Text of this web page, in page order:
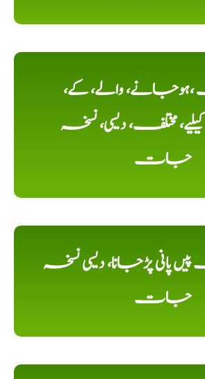
والے، کے،
مختلف، دیسی، نسخہ
جات
پانی پڑجانا، دیسی نسخہ
جات